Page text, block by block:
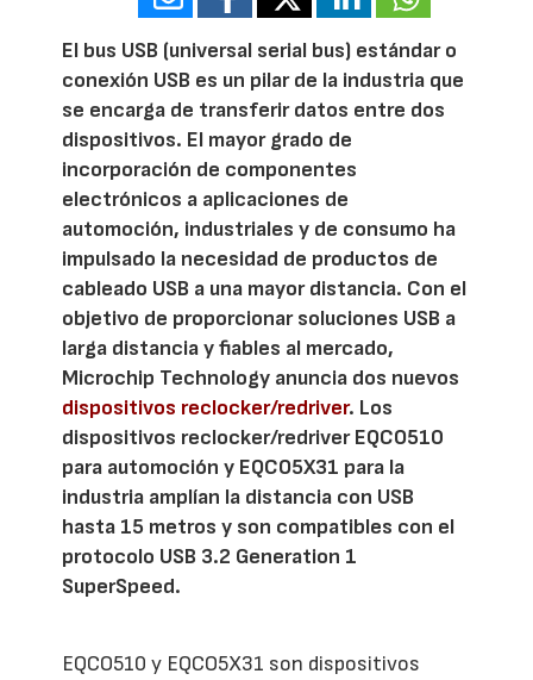
El bus USB (universal serial bus) estándar o
conexión USB es un pilar de la industria que
se encarga de transferir datos entre dos
dispositivos. El mayor grado de
incorporación de componentes
electrónicos a aplicaciones de
automoción, industriales y de consumo ha
impulsado la necesidad de productos de
cableado USB a una mayor distancia. Con el
objetivo de proporcionar soluciones USB a
larga distancia y fiables al mercado,
Microchip Technology anuncia dos nuevos
dispositivos reclocker/redriver. Los
dispositivos reclocker/redriver EQCO510
para automoción y EQCO5X31 para la
industria amplían la distancia con USB
hasta 15 metros y son compatibles con el
protocolo USB 3.2 Generation 1
SuperSpeed.
EQCO510 y EQCO5X31 son dispositivos